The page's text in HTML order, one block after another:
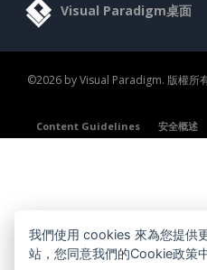
Visual Paradigm桌面
©2026 by Visual Paradigm. 版權所有
Content Guidelines
安全概述
我們使用 cookies 來為您提供
站，您同意我們的Cookie政策